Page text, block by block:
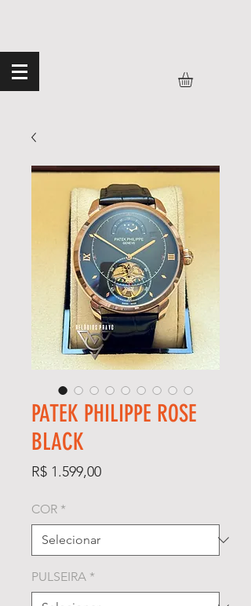
PATEK PHILIPPE ROSE
BLACK
R$ 1.599,00Preço
COR *
PULSEIRA *